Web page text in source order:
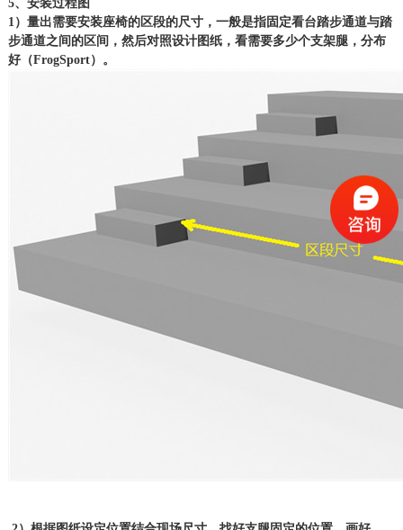
5、安装过程图
1）量出需要安装座椅的区段的尺寸，一般是指固定看台踏步通道与踏
步通道之间的区间，然后对照设计图纸，看需要多少个支架腿，分布
好（FrogSport）。